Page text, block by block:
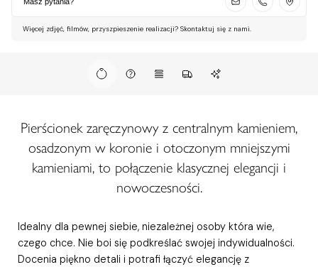
Więcej zdjęć, filmów, przyszpieszenie realizacji? Skontaktuj się z nami.
Pierścionek zaręczynowy z centralnym kamieniem,
osadzonym w koronie i otoczonym mniejszymi
kamieniami, to połączenie klasycznej elegancji i
nowoczesności.
Idealny dla pewnej siebie, niezależnej osoby która wie,
czego chce. Nie boi się podkreślać swojej indywidualności.
Docenia piękno detali i potrafi łączyć elegancję z